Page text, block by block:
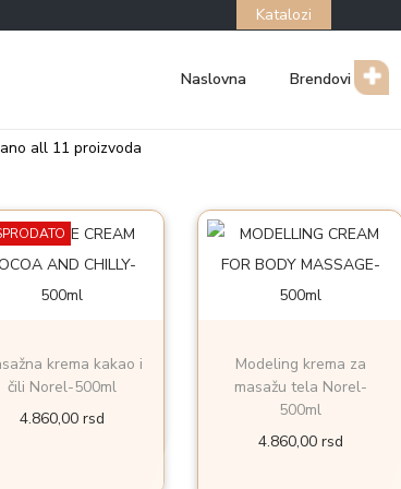
Katalozi
Naslovna Brendovi
all 11 proizvoda
krema kakao i
čili Norel-500ml
4.860,00 rsd
Modeling krema za
masažu tela Norel-
500ml
4.860,00 rsd